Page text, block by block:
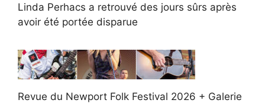
Linda Perhacs a retrouvé des jours sûrs après
avoir été portée disparue
Revue du Newport Folk Festival 2026 + Galerie